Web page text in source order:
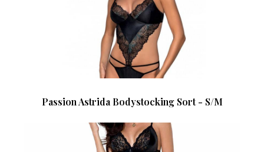
Passion Astrida Bodystocking Sort - S/M